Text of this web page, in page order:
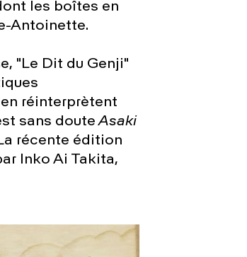
les boîtes en
Antoinette.
"Le Dit du Genji"
réinterprètent
sans doute Asaki
récente édition
Inko Ai Takita,